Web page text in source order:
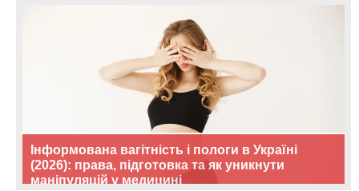
Інформована вагітність і пологи в Україні
(2026): права, підготовка та як уникнути
маніпуляцій у медицині